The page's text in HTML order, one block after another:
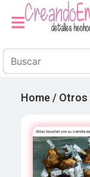
Home / Otros